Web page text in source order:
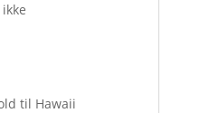
til Hawaii